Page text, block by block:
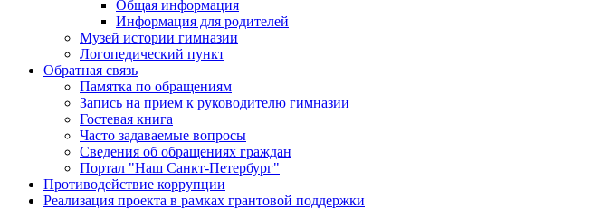
Общая информация
Информация для родителей
Музей истории гимназии
Логопедический пункт
Обратная связь
Памятка по обращениям
Запись на прием к руководителю гимназии
Гостевая книга
Часто задаваемые вопросы
Сведения об обращениях граждан
Портал "Наш Санкт-Петербург"
Противодействие коррупции
Реализация проекта в рамках грантовой поддержки